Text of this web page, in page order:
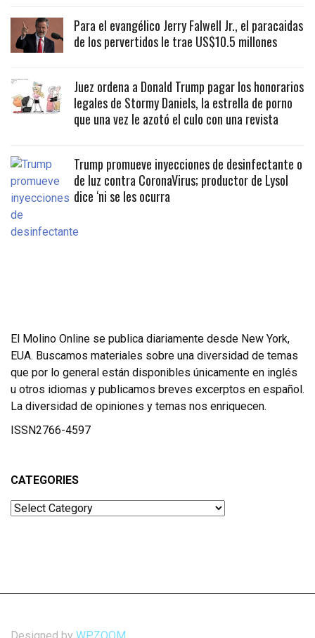
Para el evangélico Jerry Falwell Jr., el paracaidas
de los pervertidos le trae US$10.5 millones
Juez ordena a Donald Trump pagar los honorarios
legales de Stormy Daniels, la estrella de porno
que una vez le azotó el culo con una revista
Trump promueve inyecciones de desinfectante o
de luz contra CoronaVirus; productor de Lysol
dice ‘ni se les ocurra
El Molino Online se publica diariamente desde New York,
EUA. Buscamos materiales sobre una diversidad de temas
que por lo general están disponibles únicamente en inglés
u otros idiomas y publicamos breves excerptos en español.
La diversidad de opiniones y temas nos enriquecen.
ISSN2766-4597
CATEGORIES
Categories